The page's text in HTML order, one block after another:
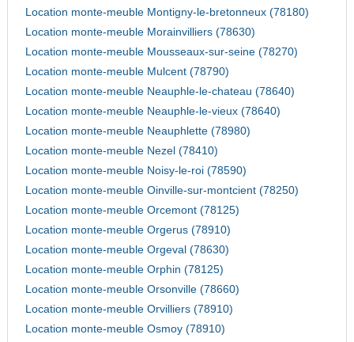
Location monte-meuble Montigny-le-bretonneux (78180)
Location monte-meuble Morainvilliers (78630)
Location monte-meuble Mousseaux-sur-seine (78270)
Location monte-meuble Mulcent (78790)
Location monte-meuble Neauphle-le-chateau (78640)
Location monte-meuble Neauphle-le-vieux (78640)
Location monte-meuble Neauphlette (78980)
Location monte-meuble Nezel (78410)
Location monte-meuble Noisy-le-roi (78590)
Location monte-meuble Oinville-sur-montcient (78250)
Location monte-meuble Orcemont (78125)
Location monte-meuble Orgerus (78910)
Location monte-meuble Orgeval (78630)
Location monte-meuble Orphin (78125)
Location monte-meuble Orsonville (78660)
Location monte-meuble Orvilliers (78910)
Location monte-meuble Osmoy (78910)